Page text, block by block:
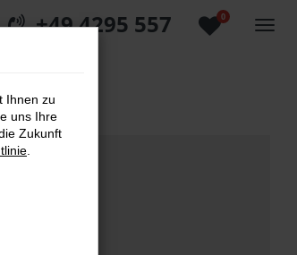
0
+49 4295 557
Ihnen zu
uns Ihre
Zukunft